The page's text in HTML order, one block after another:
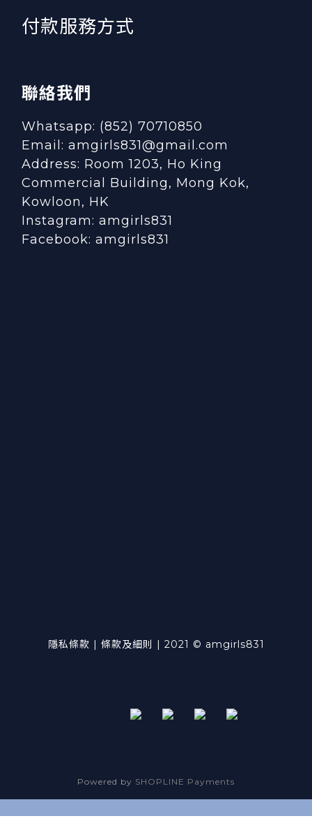
付款服務方式
聯絡我們
Whatsapp: (852) 70710850
Email: amgirls831@gmail.com
Address: Room 1203, Ho King
Commercial Building, Mong Kok,
Kowloon, HK
Instagram: amgirls831
Facebook: amgirls831
隱私條款 | 條款及細則 | 2021 © amgirls831
Powered by SHOPLINE Payments